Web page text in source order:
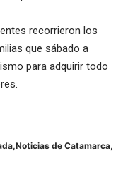
recorrieron los
que sábado a
para adquirir todo
Noticias de Catamarca